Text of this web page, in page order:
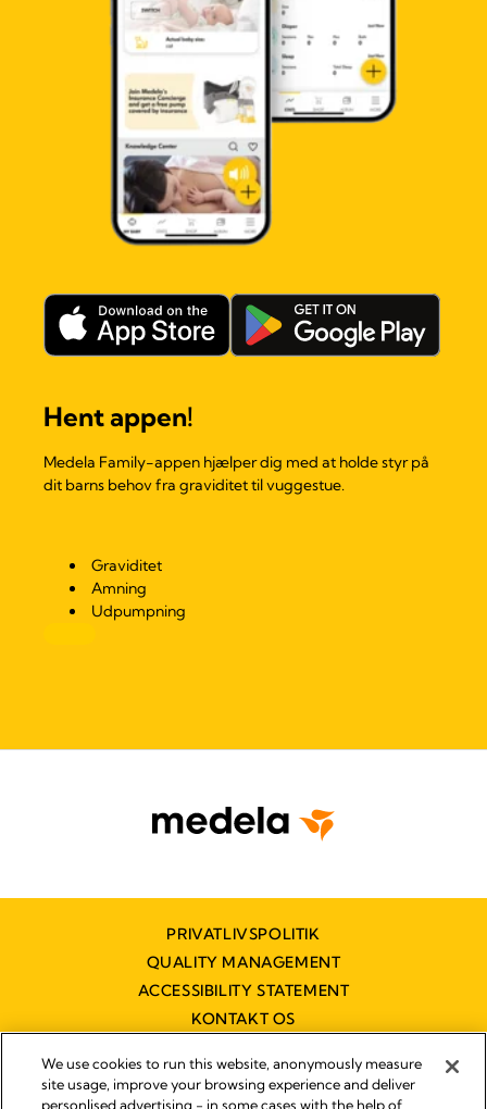
Hent appen!
Medela Family-appen hjælper dig med at holde styr på
dit barns behov fra graviditet til vuggestue.
Graviditet
Amning
Udpumpning
PRIVATLIVSPOLITIK
QUALITY MANAGEMENT
ACCESSIBILITY STATEMENT
KONTAKT OS
We use cookies to run this website, anonymously measure
site usage, improve your browsing experience and deliver
personlised advertising - in some cases with the help of